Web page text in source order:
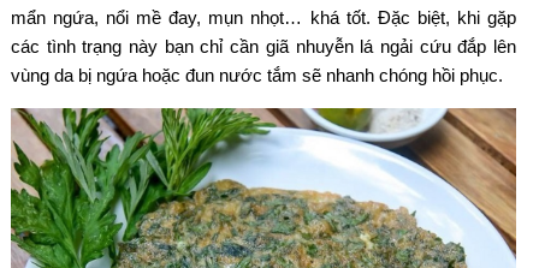
mẩn ngứa, nổi mề đay, mụn nhọt… khá tốt. Đặc biệt, khi gặp
các tình trạng này bạn chỉ cần giã nhuyễn lá ngải cứu đắp lên
vùng da bị ngứa hoặc đun nước tắm sẽ nhanh chóng hồi phục.